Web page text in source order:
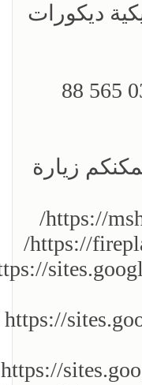
ديكورات
للتواصل على الرقم 03 565 88
زيارة
https://
https://
https://
https://